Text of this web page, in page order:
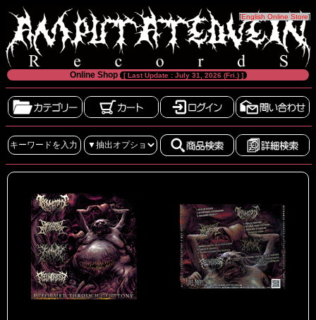
[English Online Store]
Online Shop [ Last Update : July 31, 2026 (Fri.) ]